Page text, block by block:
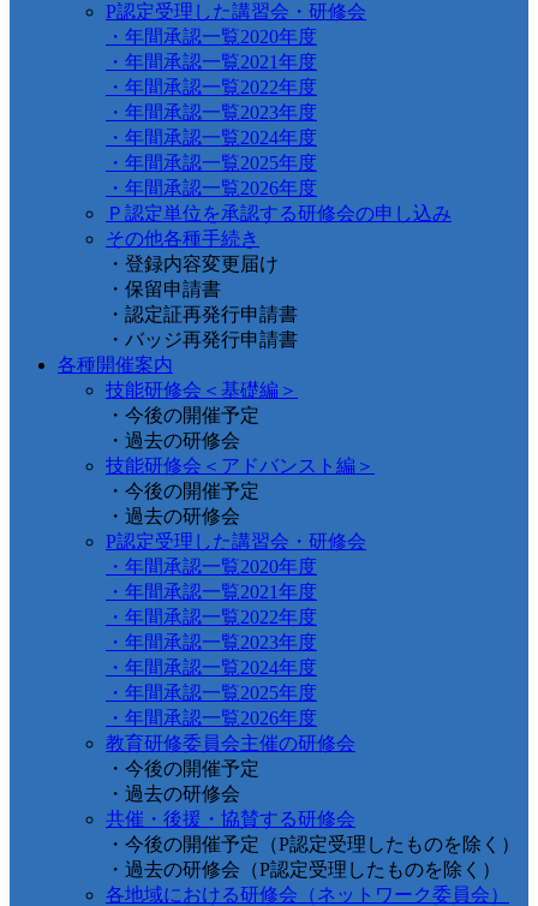
P認定受理した講習会・研修会
・年間承認一覧2020年度
・年間承認一覧2021年度
・年間承認一覧2022年度
・年間承認一覧2023年度
・年間承認一覧2024年度
・年間承認一覧2025年度
・年間承認一覧2026年度
Ｐ認定単位を承認する研修会の申し込み
その他各種手続き
・登録内容変更届け
・保留申請書
・認定証再発行申請書
・バッジ再発行申請書
各種開催案内
技能研修会＜基礎編＞
・今後の開催予定
・過去の研修会
技能研修会＜アドバンスト編＞
・今後の開催予定
・過去の研修会
P認定受理した講習会・研修会
・年間承認一覧2020年度
・年間承認一覧2021年度
・年間承認一覧2022年度
・年間承認一覧2023年度
・年間承認一覧2024年度
・年間承認一覧2025年度
・年間承認一覧2026年度
教育研修委員会主催の研修会
・今後の開催予定
・過去の研修会
共催・後援・協賛する研修会
・今後の開催予定（P認定受理したものを除く）
・過去の研修会（P認定受理したものを除く）
各地域における研修会（ネットワーク委員会）